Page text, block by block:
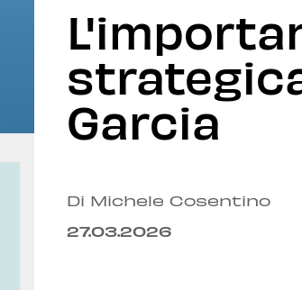
Garcia
Di Michele Cosentino
27.03.2026